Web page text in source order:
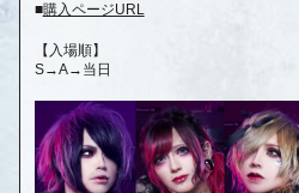
■購入ページURL
【入場順】
S→A→当日